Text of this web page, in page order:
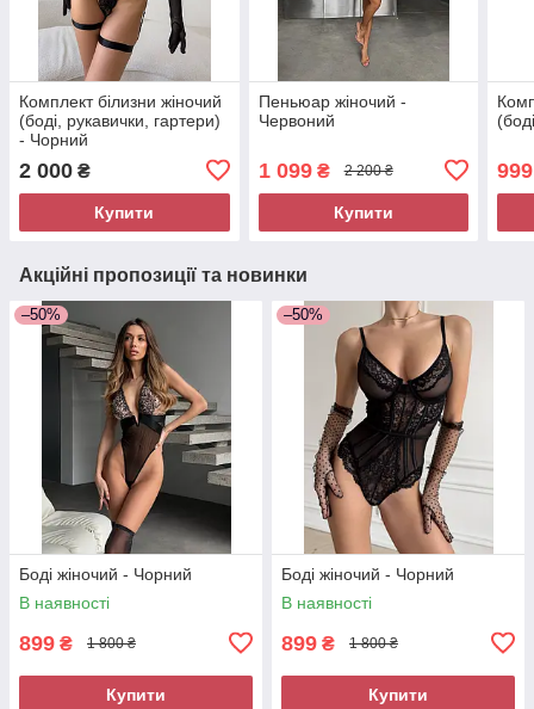
Комплект білизни жіночий
(боді, рукавички, гартери)
- Чорний
2 000 ₴
Купити
Пеньюар жіночий -
Червоний
1 099₴ 2 200 ₴
Купити
999
Акційні пропозиції та новинки
–50%
Боді жіночий - Чорний
В наявності
899 ₴ 1 800 ₴
Купити
–50%
Боді жіночий - Чорний
В наявності
899 ₴ 1 800 ₴
Купити